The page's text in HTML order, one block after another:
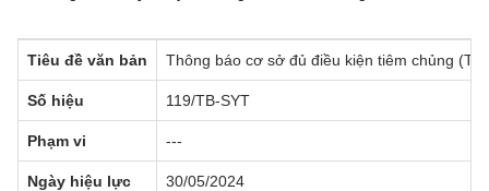
Tiêu đề văn bản Thông báo cơ sở đủ điều kiện tiêm chủng
Số hiệu 119/TB-SYT
Phạm vi ---
Ngày hiệu lực 30/05/2024